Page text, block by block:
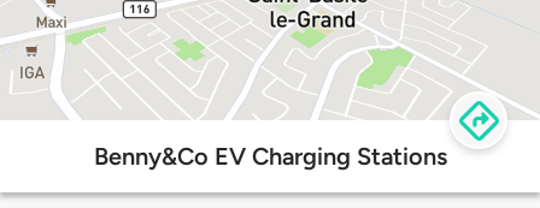
Benny&Co EV Charging Stations